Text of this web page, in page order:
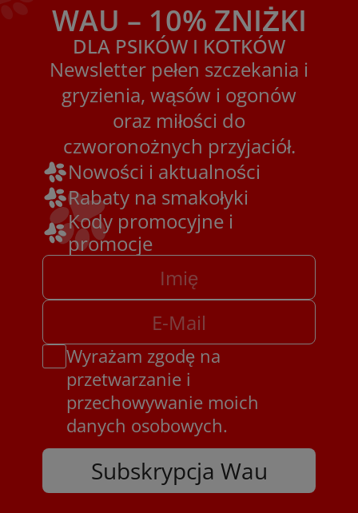
WAU – 10% ZNIŻKI
DLA PSIKÓW I KOTKÓW
Newsletter pełen szczekania i
gryzienia, wąsów i ogonów
oraz miłości do
czworonożnych przyjaciół.
Nowości i aktualności
Rabaty na smakołyki
Kody promocyjne i
promocje
Subskrypcja Wau
Wyrażam zgodę na
przetwarzanie i
przechowywanie moich
danych osobowych.